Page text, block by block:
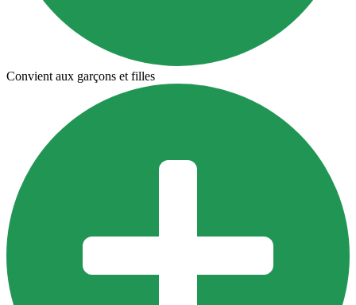
Convient aux garçons et filles